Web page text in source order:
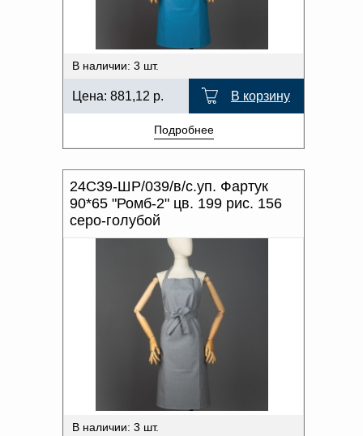
В наличии: 3 шт.
Цена: 881,12 р. В корзину
Подробнее
24С39-ШР/039/в/с.уп. Фартук
90*65 "Ромб-2" цв. 199 рис. 156
серо-голубой
В наличии: 3 шт.